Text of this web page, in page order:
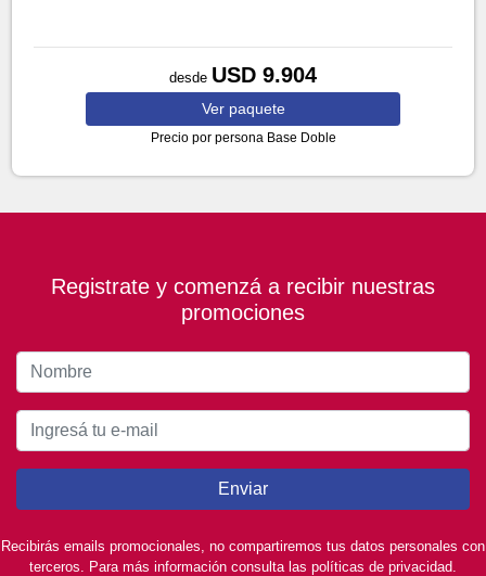
desde USD 9.904
Ver paquete
Precio por persona Base Doble
Registrate y comenzá a recibir nuestras
promociones
Enviar
Recibirás emails promocionales, no compartiremos tus datos personales con
terceros. Para más información consulta las políticas de privacidad.